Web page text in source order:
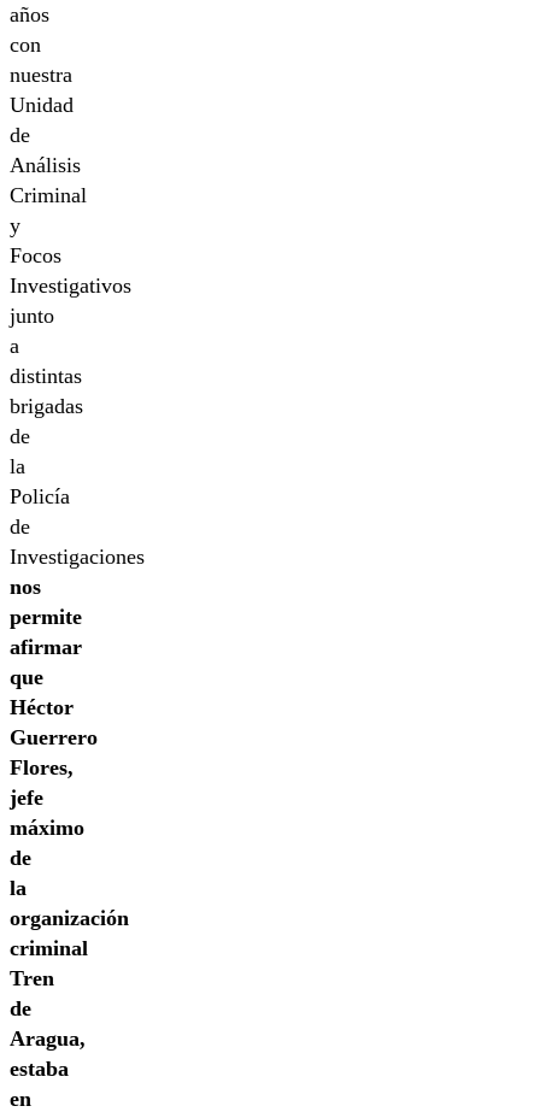
años
con
nuestra
Unidad
de
Análisis
Criminal
y
Focos
Investigativos
junto
a
distintas
brigadas
de
la
Policía
de
Investigaciones
nos
permite
afirmar
que
Héctor
Guerrero
Flores,
jefe
máximo
de
la
organización
criminal
Tren
de
Aragua,
estaba
en